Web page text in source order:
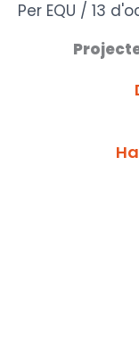
Vés
contingut
Per EQU / 13